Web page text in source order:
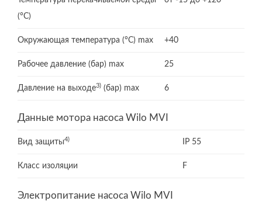
(°C)
Окружающая температура (°C) max +40
Рабочее давление (бар) max 25
Давление на выходе3) (бар) max 6
Данные мотора насоса Wilo MVI
Вид защиты4) IP 55
Класс изоляции F
Электропитание насоса Wilo MVI